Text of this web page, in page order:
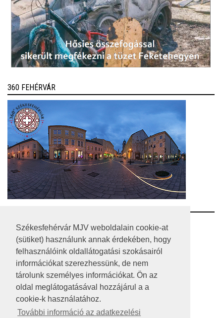
Székesfehérvár MJV weboldalain cookie-at
(sütiket) használunk annak érdekében, hogy
felhasználóink oldallátogatási szokásairól
információkat szerezhessünk, de nem
tárolunk személyes információkat. Ön az
oldal meglátogatásával hozzájárul a a
cookie-k használatához.
További információ az adatkezelési
360 FEHÉRVÁR
RSS
A HONLAP 2017.03.31-I ÁLLAPOTA
JOGI NYILATKOZAT
IMPRESSZUM